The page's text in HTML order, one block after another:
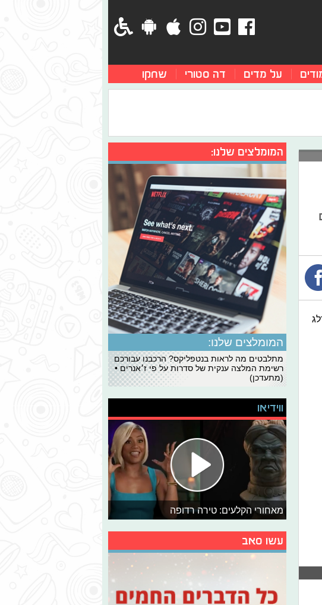
על מדים דה סטורי שחקו
המומלצים שלנו:
המומלצים שלנו:
מתלבטים מה לראות בנטפליקס? הרכבנו עבורכם
רשימת המלצה ענקית של סדרות על פי ז׳אנרים •
(מתעדכן)
ווידיאו
מאחורי הקלעים: טירה רדופה
עשו סאב